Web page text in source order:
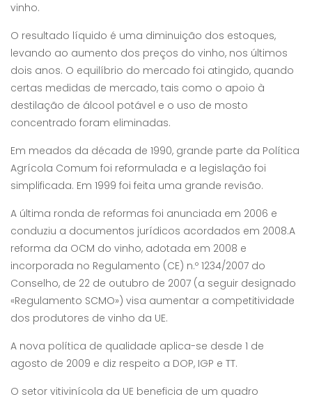
vinho.
O resultado líquido é uma diminuição dos estoques,
levando ao aumento dos preços do vinho, nos últimos
dois anos. O equilíbrio do mercado foi atingido, quando
certas medidas de mercado, tais como o apoio à
destilação de álcool potável e o uso de mosto
concentrado foram eliminadas.
Em meados da década de 1990, grande parte da Política
Agrícola Comum foi reformulada e a legislação foi
simplificada. Em 1999 foi feita uma grande revisão.
A última ronda de reformas foi anunciada em 2006 e
conduziu a documentos jurídicos acordados em 2008.A
reforma da OCM do vinho, adotada em 2008 e
incorporada no Regulamento (CE) n.º 1234/2007 do
Conselho, de 22 de outubro de 2007 (a seguir designado
«Regulamento SCMO») visa aumentar a competitividade
dos produtores de vinho da UE.
A nova política de qualidade aplica-se desde 1 de
agosto de 2009 e diz respeito a DOP, IGP e TT.
O setor vitivinícola da UE beneficia de um quadro